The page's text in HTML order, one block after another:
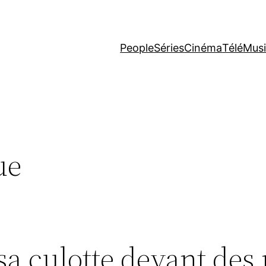
PeopleSériesCinémaTélé